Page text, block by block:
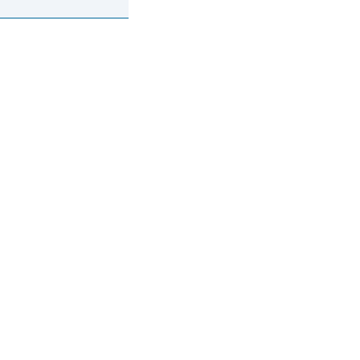
communiceren
mogelijkheid
deze nieuwe
de kaders